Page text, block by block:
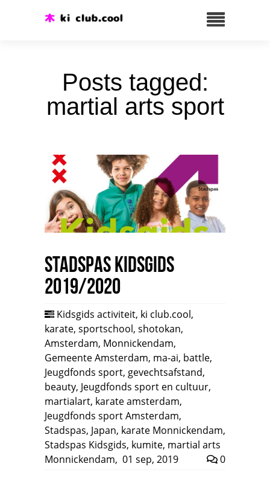
Posts tagged:
martial arts sport
Stadspas Kidsgids
2019/2020
Kidsgids activiteit, ki club.cool,
karate, sportschool, shotokan,
Amsterdam, Monnickendam,
Gemeente Amsterdam, ma-ai, battle,
Jeugdfonds sport, gevechtsafstand,
beauty, Jeugdfonds sport en cultuur,
martialart, karate amsterdam,
Jeugdfonds sport Amsterdam,
Stadspas, Japan, karate Monnickendam,
Stadspas Kidsgids, kumite, martial arts
Monnickendam, 01 sep, 2019 0